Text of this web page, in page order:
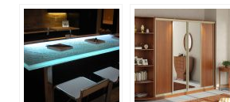
дивана-
кровати для
каждодневного
использования
кухне: плюсы и
минусы